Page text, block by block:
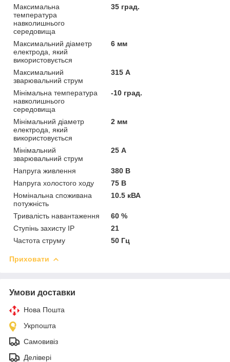
Максимальна
температура
навколишнього
середовища
35 град.
Максимальний діаметр
електрода, який
використовується
6 мм
Максимальний
зварювальний струм
315 А
Мінімальна температура
навколишнього
середовища
-10 град.
Мінімальний діаметр
електрода, який
використовується
2 мм
Мінімальний
зварювальний струм
25 А
Напруга живлення
380 В
Напруга холостого ходу
75 В
Номінальна споживана
потужність
10.5 кВА
Тривалість навантаження
60 %
Ступінь захисту IP
21
Частота струму
50 Гц
Приховати
Умови доставки
Нова Пошта
Укрпошта
Самовивіз
Делівері